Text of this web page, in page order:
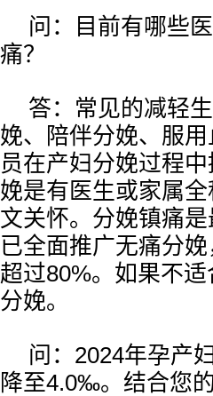
问：目前有哪些
痛？
答：常见的减轻
娩、陪伴分娩、服
员在产妇分娩过程
娩是有医生或家属
文关怀。分娩镇痛
已全面推广无痛分
超过80%。如果不
分娩。
问：2024年孕产
降至4.0‰。结合您